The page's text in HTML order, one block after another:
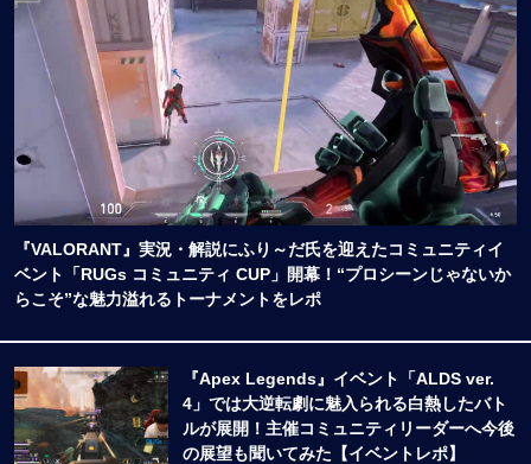
『VALORANT』実況・解説にふり～だ氏を迎えたコミュニティイ
ベント「RUGs コミュニティ CUP」開幕！“プロシーンじゃないか
らこそ”な魅力溢れるトーナメントをレポ
『Apex Legends』イベント「ALDS ver.
4」では大逆転劇に魅入られる白熱したバト
ルが展開！主催コミュニティリーダーへ今後
の展望も聞いてみた【イベントレポ】